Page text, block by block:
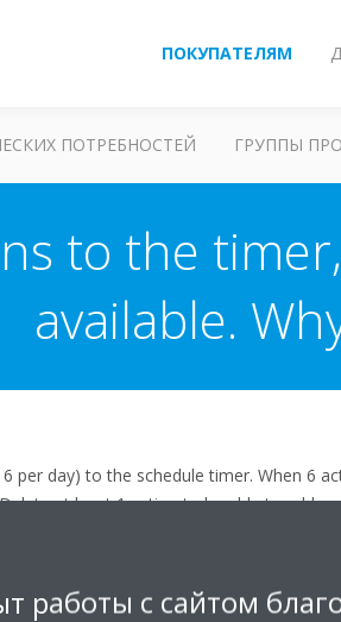
ПОКУПАТЕЛЯМ
ПОТРЕБНОСТЕЙ ГРУППЫ
to the
available.
per day) to the schedule timer. When 6
at least 1 action to be able to add a
работы с сайтом